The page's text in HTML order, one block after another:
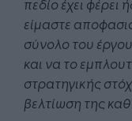
είμαστε
σύνολο του
και να το
στρατηγικής
βελτίωση της